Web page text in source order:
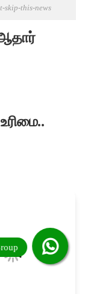
skip-this-news